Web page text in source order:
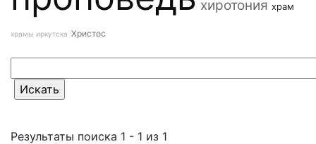
хиротония храм
храмы иркутска Христос
Результаты поиска 1 - 1 из 1